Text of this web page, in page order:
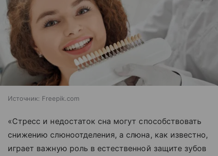
Источник: Freepik.com
«Стресс и недостаток сна могут способствовать
снижению слюноотделения, а слюна, как известно,
играет важную роль в естественной защите зубов